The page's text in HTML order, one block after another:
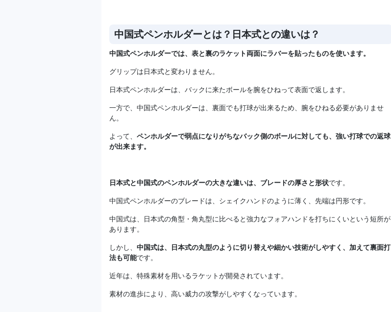
中国式ペンホルダーとは？日本式との違いは？
中国式ペンホルダーでは、表と裏のラケット両面にラバーを貼ったものを使います。
グリップは日本式と変わりません。
日本式ペンホルダーは、バックに来たボールを腕をひねって表面で返します。
一方で、中国式ペンホルダーは、裏面でも打球が出来るため、腕をひねる必要がありませ
ん。
よって、 ペンホルダーで弱点になりがちなバック側のボールに対しても、強い打球での返球
が出来ます。
日本式と中国式のペンホルダーの大きな違いは、ブレードの厚さと形状です。
中国式ペンホルダーのブレードは、シェイクハンドのように薄く、先端は円形です。
中国式は、日本式の角型・角丸型に比べると強力なフォアハンドを打ちにくいという短所が
あります。
しかし、 中国式は、日本式の丸型のように切り替えや細かい技術がしやすく、加えて裏面打
法も可能です。
近年は、特殊素材を用いるラケットが開発されています。
素材の進歩により、高い威力の攻撃がしやすくなっています。